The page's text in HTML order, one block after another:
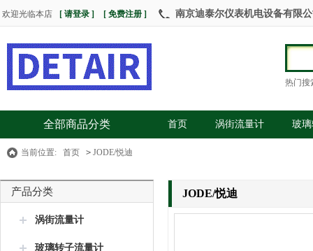
欢迎光临本店 [ 请登录 ] [ 免费注册 ] 南京迪泰尔仪表机电设备有限
热门搜
全部商品分类 首页 涡街流量计 玻
当前位置: 首页 > JODE/悦迪
产品分类
涡街流量计
玻璃转子流量计
JODE/悦迪